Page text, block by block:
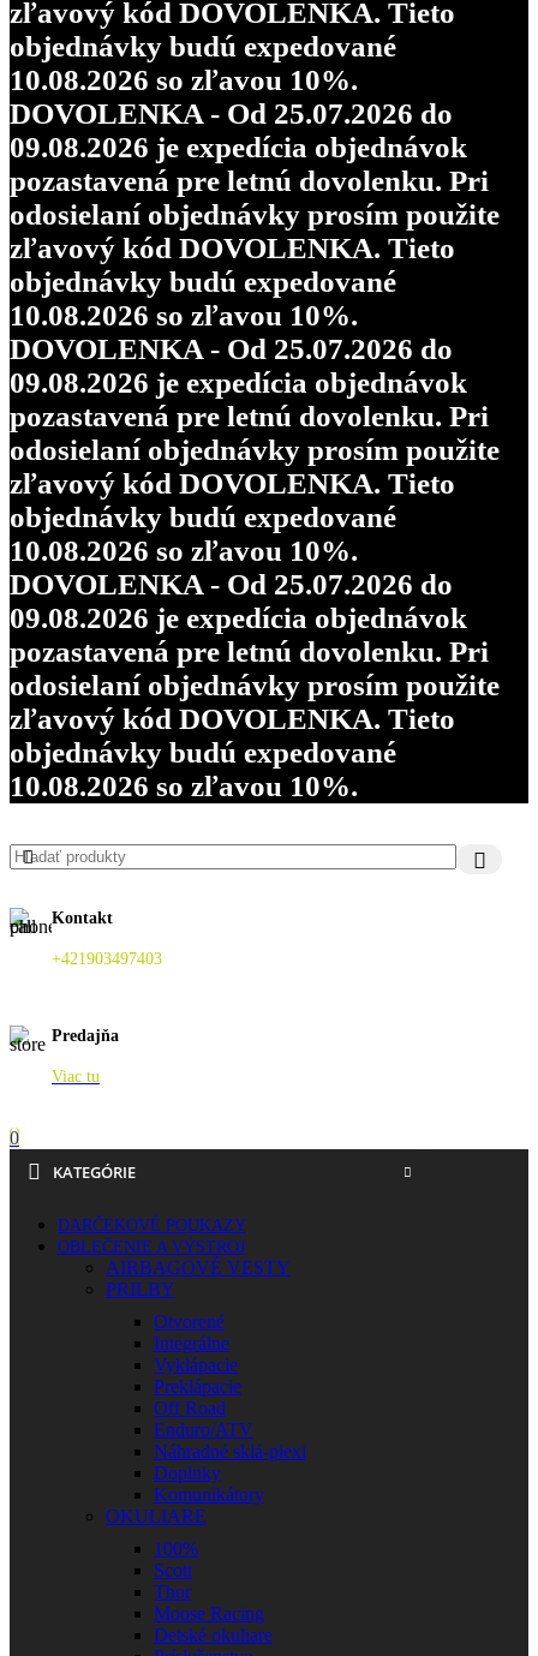
zľavový kód DOVOLENKA. Tieto
objednávky budú expedované
10.08.2026 so zľavou 10%.
DOVOLENKA - Od 25.07.2026 do
09.08.2026 je expedícia objednávok
pozastavená pre letnú dovolenku. Pri
odosielaní objednávky prosím použite
zľavový kód DOVOLENKA. Tieto
objednávky budú expedované
10.08.2026 so zľavou 10%.
DOVOLENKA - Od 25.07.2026 do
09.08.2026 je expedícia objednávok
pozastavená pre letnú dovolenku. Pri
odosielaní objednávky prosím použite
zľavový kód DOVOLENKA. Tieto
objednávky budú expedované
10.08.2026 so zľavou 10%.
DOVOLENKA - Od 25.07.2026 do
09.08.2026 je expedícia objednávok
pozastavená pre letnú dovolenku. Pri
odosielaní objednávky prosím použite
zľavový kód DOVOLENKA. Tieto
objednávky budú expedované
10.08.2026 so zľavou 10%.
Kontakt
+421903497403
Predajňa
Viac tu
0
KATEGÓRIE
DARČEKOVÉ POUKAZY
OBLEČENIE A VÝSTROJ
AIRBAGOVÉ VESTY
PRILBY
Otvorené
Integrálne
Vyklápacie
Preklápacie
Off Road
Enduro/ATV
Náhradné sklá-plexi
Doplnky
Komunikátory
OKULIARE
100%
Scott
Thor
Moose Racing
Detské okuliare